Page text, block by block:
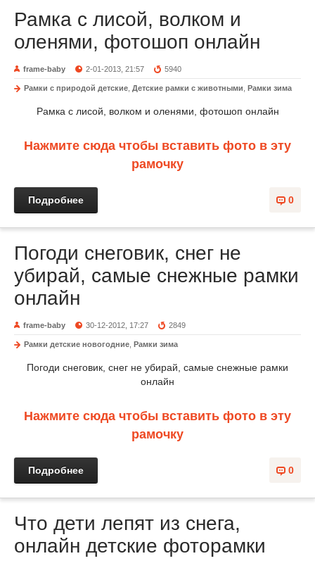
Рамка с лисой, волком и
оленями, фотошоп онлайн
frame-baby 2-01-2013, 21:57 5940
Рамки с природой детские Детские рамки с животными Рамки зима
Рамка с лисой, волком и оленями, фотошоп онлайн
Нажмите сюда чтобы вставить фото в эту
рамочку
0
Подробнее
Погоди снеговик, снег не
убирай, самые снежные рамки
онлайн
frame-baby 30-12-2012, 17:27 2849
Рамки детские новогодние Рамки зима
Погоди снеговик, снег не убирай, самые снежные рамки
онлайн
Нажмите сюда чтобы вставить фото в эту
рамочку
0
Подробнее
Что дети лепят из снега,
онлайн детские фоторамки